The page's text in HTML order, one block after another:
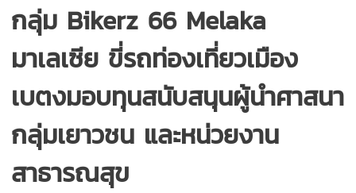
กลุ่ม Bikerz 66 Melaka
มาเลเซีย ขี่รถท่องเที่ยวเมือง
เบตงมอบทุนสนับสนุนผู้นำศาสนา
กลุ่มเยาวชน และหน่วยงาน
สาธารณสุข